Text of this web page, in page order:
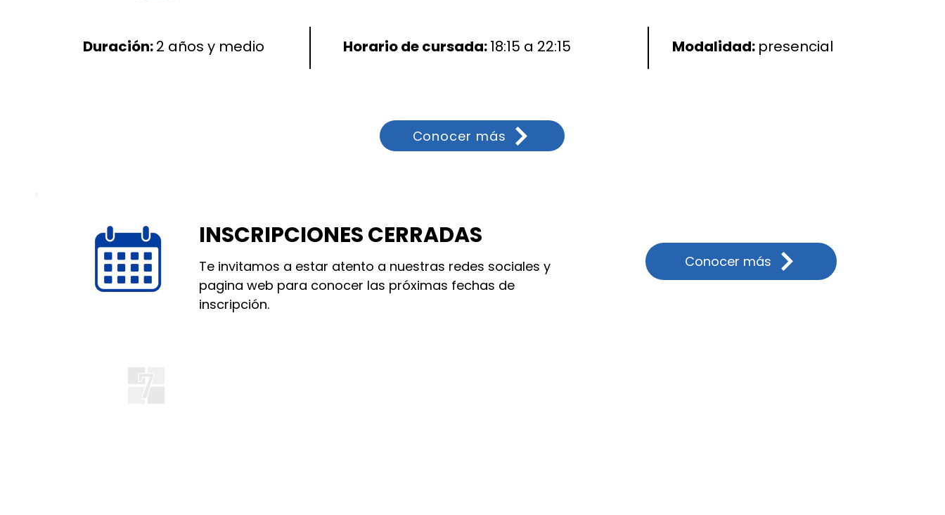
Duración:2 años y medio Horario de cursada:18:15 a 22:15 Modalidad: presencial
Conocer más
INSCRIPCIONES CERRADAS
Te invitamos a estar atento a nuestras redes sociales y
pagina web para conocer las próximas fechas de
inscripción.
Conocer más